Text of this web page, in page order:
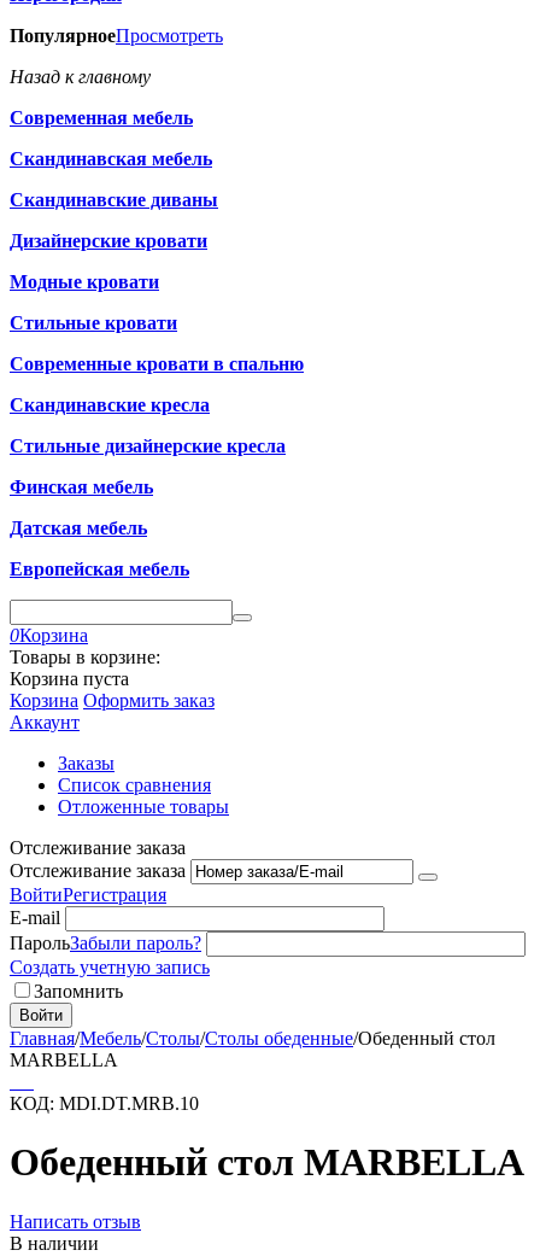
ПопулярноеПросмотреть
Назад к главному
Современная мебель
Скандинавская мебель
Скандинавские диваны
Дизайнерские кровати
Модные кровати
Стильные кровати
Современные кровати в спальню
Скандинавские кресла
Стильные дизайнерские кресла
Финская мебель
Датская мебель
Европейская мебель
0Корзина
Товары в корзине:
Корзина пуста
Корзина Оформить заказ
Аккаунт
Заказы
Список сравнения
Отложенные товары
Отслеживание заказа
Отслеживание заказа
ВойтиРегистрация
E-mail
ПарольЗабыли пароль?
Создать учетную запись
Запомнить
Войти
Главная/Мебель/Столы/Столы обеденные/Обеденный стол
MARBELLA
КОД: MDI.DT.MRB.10
Обеденный стол MARBELLA
Написать отзыв
В наличии